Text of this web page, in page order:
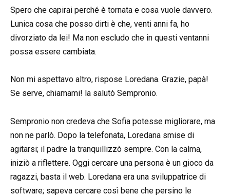
Spero che capirai perché è tornata e cosa vuole davvero.
Lunica cosa che posso dirti è che, venti anni fa, ho
divorziato da lei! Ma non escludo che in questi ventanni
possa essere cambiata.
Non mi aspettavo altro, rispose Loredana. Grazie, papà!
Se serve, chiamami! la salutò Sempronio.
Sempronio non credeva che Sofia potesse migliorare, ma
non ne parlò. Dopo la telefonata, Loredana smise di
agitarsi; il padre la tranquillizzò sempre. Con la calma,
iniziò a riflettere. Oggi cercare una persona è un gioco da
ragazzi, basta il web. Loredana era una sviluppatrice di
software; sapeva cercare così bene che persino le